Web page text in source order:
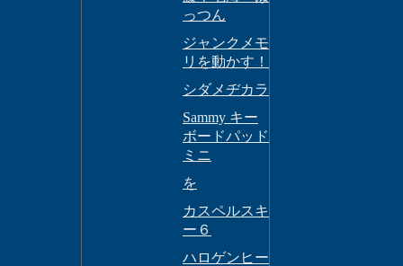
っつん
ジャンクメモ
リを動かす！
シダメヂカラ
Sammy キー
ボードパッド
ミニ
を
カスペルスキ
ー６
ハロゲンヒー